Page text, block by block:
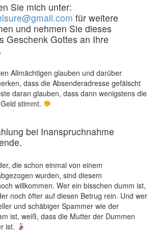
Sie mich unter:
für weitere
und nehmen Sie dieses
Geschenk Gottes an Ihre
Allmächtigen glauben und darüber
dass die Absenderadresse gefälscht
daran glauben, dass dann wenigstens die
stimmt.
bei Inanspruchnahme
die schon einmal von einem
wurden, sind diesem
willkommen. Wer ein bisschen dumm ist,
noch öfter auf diesen Betrug rein. Und wer
und schäbiger Spammer wie der
ist, weiß, dass die Mutter der Dummen
ist.